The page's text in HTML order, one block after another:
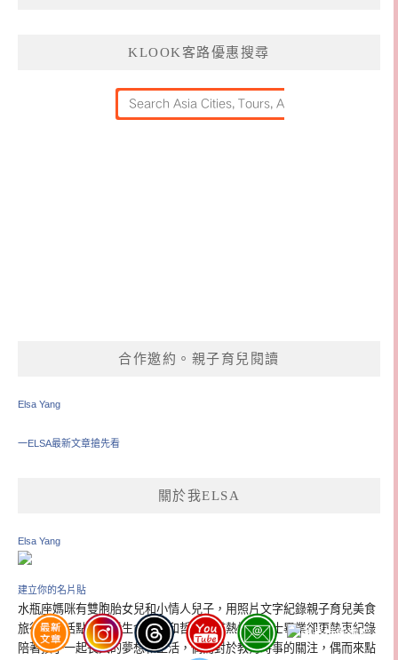
KLOOK客路優惠搜尋
合作邀約。親子育兒閱讀
Elsa Yang
一ELSA最新文章搶先看
關於我ELSA
Elsa Yang
建立你的名片貼
水瓶座媽咪有雙胞胎女兒和小情人兒子，用照片文字紀錄親子育兒美食
旅行的生活點滴。對生命教育和哲學充滿熱情，博士畢業卻更熱衷紀錄
陪著孩子一起長大的夢想和生活，偶而對於教育時事的關注，偶而來點